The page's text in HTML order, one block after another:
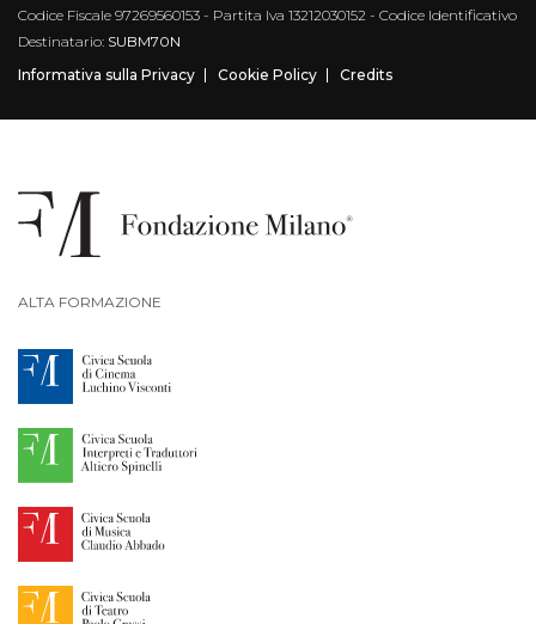
Codice Fiscale 97269560153 - Partita Iva 13212030152 - Codice Identificativo
Destinatario: SUBM70N
Informativa sulla Privacy
Cookie Policy Credits
ALTA FORMAZIONE